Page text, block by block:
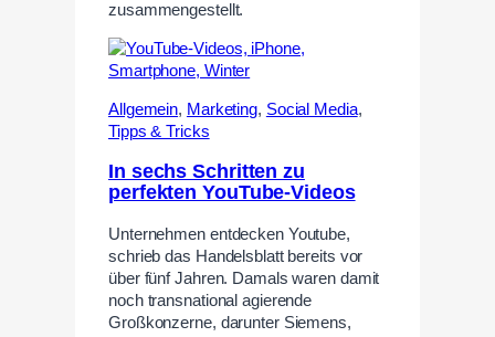
zusammengestellt.
Allgemein, Marketing, Social Media,
Tipps & Tricks
In sechs Schritten zu
perfekten YouTube-Videos
Unternehmen entdecken Youtube,
schrieb das Handelsblatt bereits vor
über fünf Jahren. Damals waren damit
noch transnational agierende
Großkonzerne, darunter Siemens,